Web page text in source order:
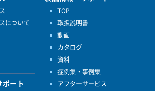
について
ート
TOP
取扱説明書
動画
カタログ
資料
症例集・事例集
アフターサービス